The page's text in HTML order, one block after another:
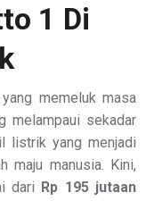
1 Di
memeluk masa
melampaui sekadar
listrik yang menjadi
maju manusia. Kini,
dari Rp 195 jutaan